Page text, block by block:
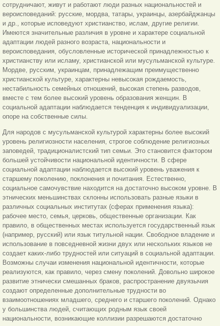
сотрудничают, живут и работают люди разных национальностей и
вероисповеданий: русские, мордва, татары, украинцы, азербайджанцы
и др., которые исповедуют христианство, ислам, другие религии.
Имеются значительные различия в уровне и характере социальной
адаптации людей разного возраста, национальности и
вероисповедания, обусловленные исторической принадлежностью к
христианству или исламу, христианской или мусульманской культуре.
Мордве, русским, украинцам, принадлежащим преимущественно
христианской культуре, характерны невысокая рождаемость,
нестабильность семейных отношений, высокая степень разводов,
вместе с тем более высокий уровень образования женщин. В
социальной адаптации наблюдается тенденция к индивидуализации,
опоре на собственные силы.
Для народов с мусульманской культурой характерны более высокий
уровень религиозности населения, строгое соблюдение религиозных
заповедей, традиционалистский тип семьи. Это становится фактором
большей устойчивости национальной идентичности. В сфере
социальной адаптации наблюдается высокий уровень уважения к
старшему поколению, поклонения и почитания. Естественно,
социальное самочувствие находится на достаточно высоком уровне. В
этнических меньшинствах склонны использовать разные языки в
различных социальных институтах (сферах применения языка):
рабочее место, семья, церковь, общественные организации. Как
правило, в общественных местах используется государственный язык
(например, русский) или язык титульной нации. Свободное владение и
использование в повседневной жизни двух или нескольких языков не
создает каких-либо трудностей или ситуаций в социальной адаптации.
Возможны случаи изменения национальной идентичности, которые
реализуются, как правило, через смену поколений. Довольно широкое
развитие этнически смешанных браков, распространение двуязычия
создают определенные дополнительные трудности во
взаимоотношениях младшего, среднего и старшего поколений. Однако
у большинства людей, считающих родным язык своей
национальности, возникающие коллизии разрешаются достаточно